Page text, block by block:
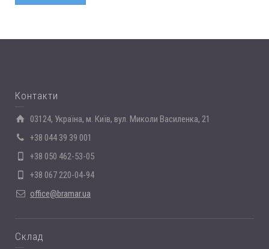
Контакти
03124, Україна, м. Київ, вул. Миколи Василенка, 21
+38 044 39 39 001
+38 050 462-53-05
+38 067 220-04-94
office@bramar.ua
Склад